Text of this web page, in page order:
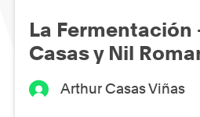
La Fermentación
Casas y Nil
Arthur Casas Viñas